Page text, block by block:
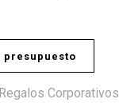
presupuesto
Regalos Corporativos